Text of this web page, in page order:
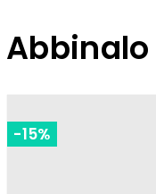
Abbinalo
-15%